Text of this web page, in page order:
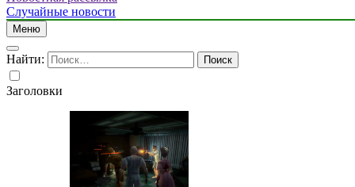
Случайные новости
Меню
Найти:
Заголовки